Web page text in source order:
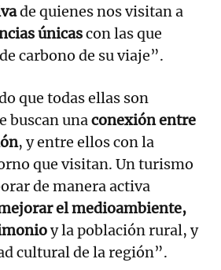
de quienes nos visitan a
únicascon las que
carbono de su viaje”.
que todas ellas son
buscan unaconexión entre
, y entre ellos con la
que visitan. Un turismo
de manera activa
el medioambiente,
y la población rural, y
cultural de la región”.